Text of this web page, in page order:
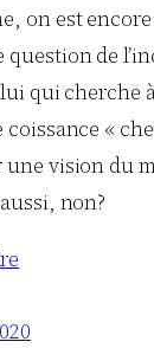
on est
question de
qui cherche
coissance «
une vision du
non?